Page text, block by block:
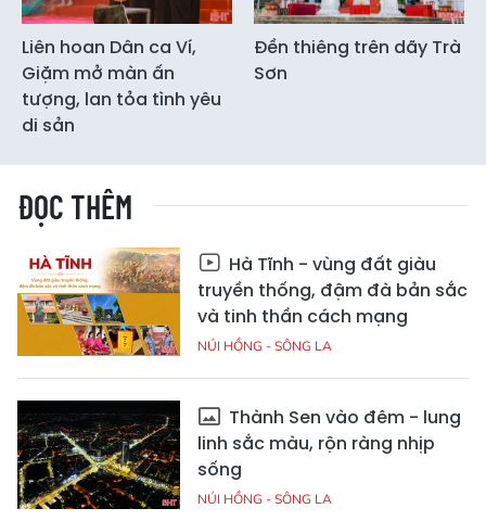
Liên hoan Dân ca Ví,
Giặm mở màn ấn
tượng, lan tỏa tình yêu
di sản
Đền thiêng trên dãy Trà
Sơn
ĐỌC THÊM
Hà Tĩnh - vùng đất giàu
truyền thống, đậm đà bản sắc
và tinh thần cách mạng
NÚI HỒNG - SÔNG LA
Thành Sen vào đêm - lung
linh sắc màu, rộn ràng nhịp
sống
NÚI HỒNG - SÔNG LA